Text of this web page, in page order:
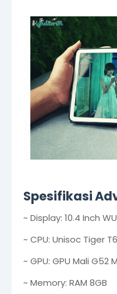
Spesifikasi
~ Display: 10.4 Inch
~ CPU: Unisoc Tiger
~ GPU: GPU Mali G52
~ Memory: RAM 8GB